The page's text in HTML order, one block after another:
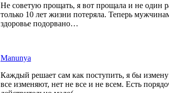
Не советую прощать, я вот прощала и не один
только 10 лет жизни потеряла. Теперь
здоровье подорвано…
Manunya
Каждый решает сам как поступить, я бы
все изменяют, нет не все и не всем. Есть